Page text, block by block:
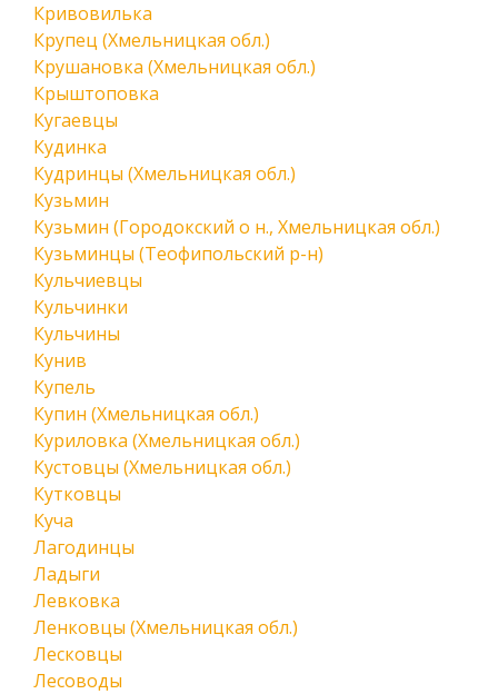
Кривовилька
Крупец (Хмельницкая обл.)
Крушановка (Хмельницкая обл.)
Крыштоповка
Кугаевцы
Кудинка
Кудринцы (Хмельницкая обл.)
Кузьмин
Кузьмин (Городокский о н., Хмельницкая обл.)
Кузьминцы (Теофипольский р-н)
Кульчиевцы
Кульчинки
Кульчины
Кунив
Купель
Купин (Хмельницкая обл.)
Куриловка (Хмельницкая обл.)
Кустовцы (Хмельницкая обл.)
Кутковцы
Куча
Лагодинцы
Ладыги
Левковка
Ленковцы (Хмельницкая обл.)
Лесковцы
Лесоводы